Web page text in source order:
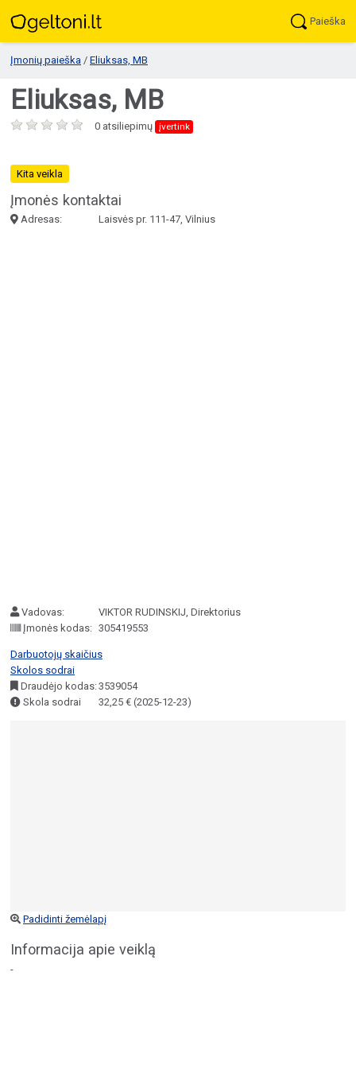
Paieška
Įmonių paieška / Eliuksas, MB
Eliuksas, MB
0 atsiliepimų įvertink
Kita veikla
Įmonės kontaktai
Adresas: Laisvės pr. 111-47, Vilnius
Vadovas:
VIKTOR RUDINSKIJ, Direktorius
Įmonės kodas: 305419553
Darbuotojų skaičius
Skolos sodrai
Draudėjo kodas:3539054
Skola sodrai
32,25 € (2025-12-23)
Padidinti žemėlapį
Informacija apie veiklą
-